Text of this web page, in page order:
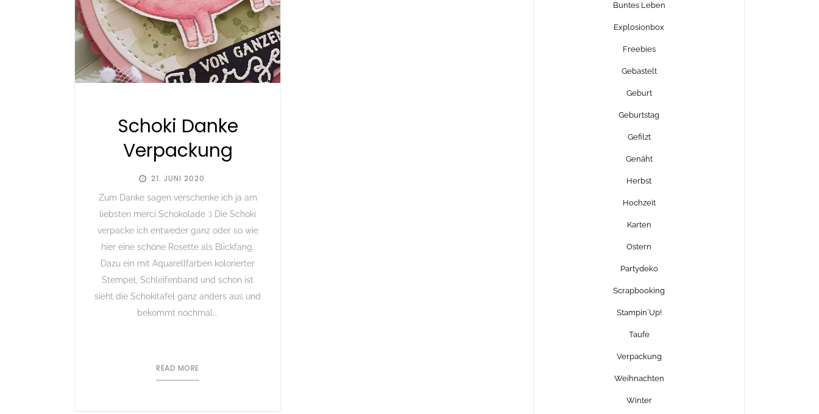
21. JUNI 2020
Schoki Danke
Verpackung
Zum Danke sagen verschenke ich ja am
liebsten merci Schokolade :) Die Schoki
verpacke ich entweder ganz oder so wie
hier eine schöne Rosette als Blickfang.
Dazu ein mit Aquarellfarben kolorierter
Stempel, Schleifenband und schon ist
sieht die Schokitafel ganz anders aus und
bekommt nochmal...
READ MORE
Buntes Leben
Explosionbox
Freebies
Gebastelt
Geburt
Geburtstag
Gefilzt
Genäht
Herbst
Hochzeit
Karten
Ostern
Partydeko
Scrapbooking
Stampin´Up!
Taufe
Verpackung
Weihnachten
Winter